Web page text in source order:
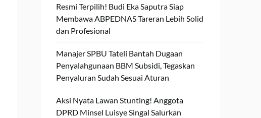
Resmi Terpilih! Budi Eka Saputra Siap
Membawa ABPEDNAS Tareran Lebih Solid
dan Profesional
Manajer SPBU Tateli Bantah Dugaan
Penyalahgunaan BBM Subsidi, Tegaskan
Penyaluran Sudah Sesuai Aturan
Aksi Nyata Lawan Stunting! Anggota
DPRD Minsel Luisye Singal Salurkan